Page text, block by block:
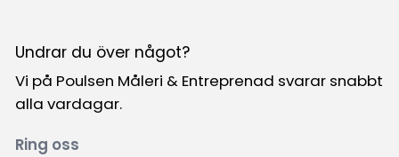
Undrar du över något?
Vi på Poulsen Måleri & Entreprenad svarar snabbt
alla vardagar.
Ring oss